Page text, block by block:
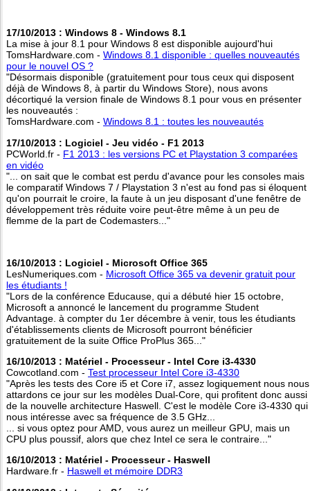
17/10/2013 : Windows 8 - Windows 8.1
La mise à jour 8.1 pour Windows 8 est disponible aujourd'hui
TomsHardware.com - Windows 8.1 disponible : quelles nouveautés
pour le nouvel OS ?
"Désormais disponible (gratuitement pour tous ceux qui disposent
déjà de Windows 8, à partir du Windows Store), nous avons
décortiqué la version finale de Windows 8.1 pour vous en présenter
les nouveautés :
TomsHardware.com - Windows 8.1 : toutes les nouveautés
17/10/2013 : Logiciel - Jeu vidéo - F1 2013
PCWorld.fr - F1 2013 : les versions PC et Playstation 3 comparées
en vidéo
"... on sait que le combat est perdu d'avance pour les consoles mais
le comparatif Windows 7 / Playstation 3 n'est au fond pas si éloquent
qu'on pourrait le croire, la faute à un jeu disposant d'une fenêtre de
développement très réduite voire peut-être même à un peu de
flemme de la part de Codemasters..."
16/10/2013 : Logiciel - Microsoft Office 365
LesNumeriques.com - Microsoft Office 365 va devenir gratuit pour
les étudiants !
"Lors de la conférence Educause, qui a débuté hier 15 octobre,
Microsoft a annoncé le lancement du programme Student
Advantage. à compter du 1er décembre à venir, tous les étudiants
d'établissements clients de Microsoft pourront bénéficier
gratuitement de la suite Office ProPlus 365..."
16/10/2013 : Matériel - Processeur - Intel Core i3-4330
Cowcotland.com - Test processeur Intel Core i3-4330
"Après les tests des Core i5 et Core i7, assez logiquement nous nous
attardons ce jour sur les modèles Dual-Core, qui profitent donc aussi
de la nouvelle architecture Haswell. C'est le modèle Core i3-4330 qui
nous intéresse avec sa fréquence de 3.5 GHz...
... si vous optez pour AMD, vous aurez un meilleur GPU, mais un
CPU plus poussif, alors que chez Intel ce sera le contraire..."
16/10/2013 : Matériel - Processeur - Haswell
Hardware.fr - Haswell et mémoire DDR3